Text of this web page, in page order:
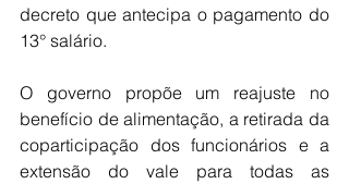
decreto que antecipa o pagamento do
13° salário.
O governo propõe um reajuste no
benefício de alimentação, a retirada da
coparticipação dos funcionários e a
extensão do vale para todas as